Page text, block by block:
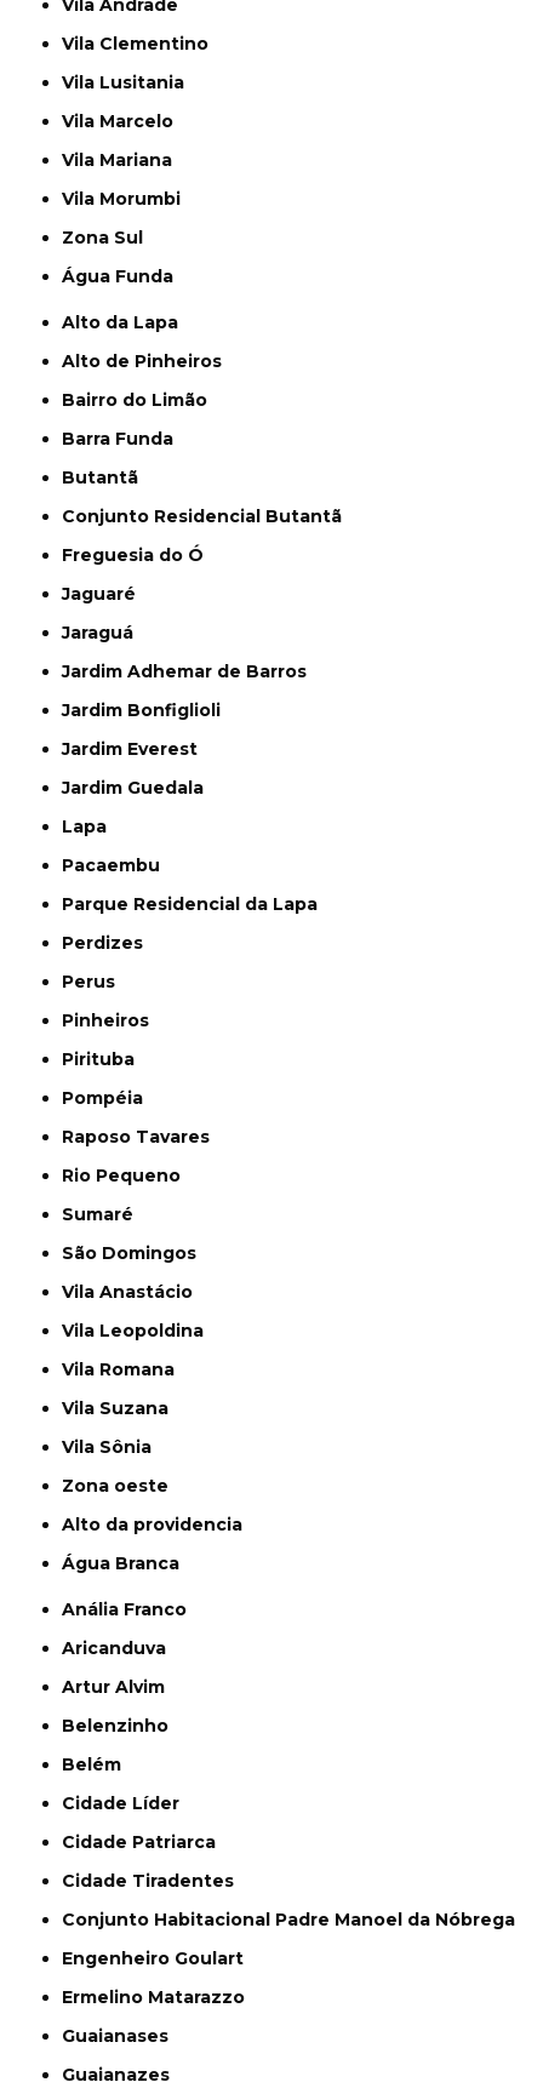
Vila Andrade
Vila Clementino
Vila Lusitania
Vila Marcelo
Vila Mariana
Vila Morumbi
Zona Sul
Água Funda
Alto da Lapa
Alto de Pinheiros
Bairro do Limão
Barra Funda
Butantã
Conjunto Residencial Butantã
Freguesia do Ó
Jaguaré
Jaraguá
Jardim Adhemar de Barros
Jardim Bonfiglioli
Jardim Everest
Jardim Guedala
Lapa
Pacaembu
Parque Residencial da Lapa
Perdizes
Perus
Pinheiros
Pirituba
Pompéia
Raposo Tavares
Rio Pequeno
Sumaré
São Domingos
Vila Anastácio
Vila Leopoldina
Vila Romana
Vila Suzana
Vila Sônia
Zona oeste
alto da providencia
Água Branca
Anália Franco
Aricanduva
Artur Alvim
Belenzinho
Belém
Cidade Líder
Cidade Patriarca
Cidade Tiradentes
Conjunto Habitacional Padre Manoel da Nóbrega
Engenheiro Goulart
Ermelino Matarazzo
Guaianases
Guaianazes